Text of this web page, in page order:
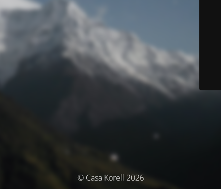
© Casa Korell 2026